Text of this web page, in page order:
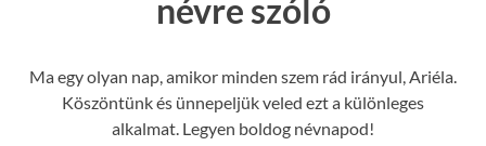
névre szóló
Ma egy olyan nap, amikor minden szem rád irányul, Ariéla.
Köszöntünk és ünnepeljük veled ezt a különleges
alkalmat. Legyen boldog névnapod!